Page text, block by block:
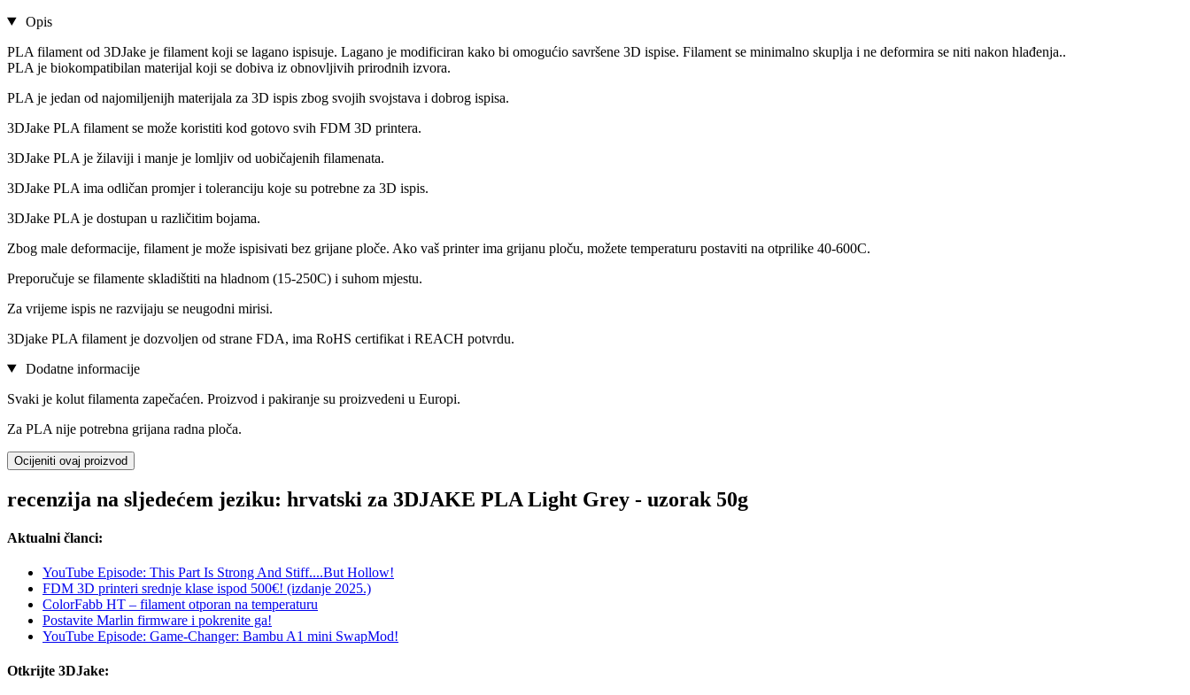
Opis
PLA filament od 3DJake je filament koji se lagano ispisuje. Lagano je modificiran kako bi omogućio savršene 3D ispise. Filament se minimalno skuplja i ne deformira se niti nakon hlađenja..
PLA je biokompatibilan materijal koji se dobiva iz obnovljivih prirodnih izvora.
PLA je jedan od najomiljenijh materijala za 3D ispis zbog svojih svojstava i dobrog ispisa.
3DJake PLA filament se može koristiti kod gotovo svih FDM 3D printera.
3DJake PLA je žilaviji i manje je lomljiv od uobičajenih filamenata.
3DJake PLA ima odličan promjer i toleranciju koje su potrebne za 3D ispis.
3DJake PLA je dostupan u različitim bojama.
Zbog male deformacije, filament je može ispisivati bez grijane ploče. Ako vaš printer ima grijanu ploču, možete temperaturu postaviti na otprilike 40-600C.
Preporučuje se filamente skladištiti na hladnom (15-250C) i suhom mjestu.
Za vrijeme ispis ne razvijaju se neugodni mirisi.
3Djake PLA filament je dozvoljen od strane FDA, ima RoHS certifikat i REACH potvrdu.
Dodatne informacije
Svaki je kolut filamenta zapečaćen. Proizvod i pakiranje su proizvedeni u Europi.
Za PLA nije potrebna grijana radna ploča.
Ocijeniti ovaj proizvod
recenzija na sljedećem jeziku: hrvatski za 3DJAKE PLA Light Grey - uzorak 50g
Aktualni članci:
YouTube Episode: This Part Is Strong And Stiff....But Hollow!
FDM 3D printeri srednje klase ispod 500€! (izdanje 2025.)
ColorFabb HT – filament otporan na temperaturu
Postavite Marlin firmware i pokrenite ga!
YouTube Episode: Game-Changer: Bambu A1 mini SwapMod!
Otkrijte 3DJake: